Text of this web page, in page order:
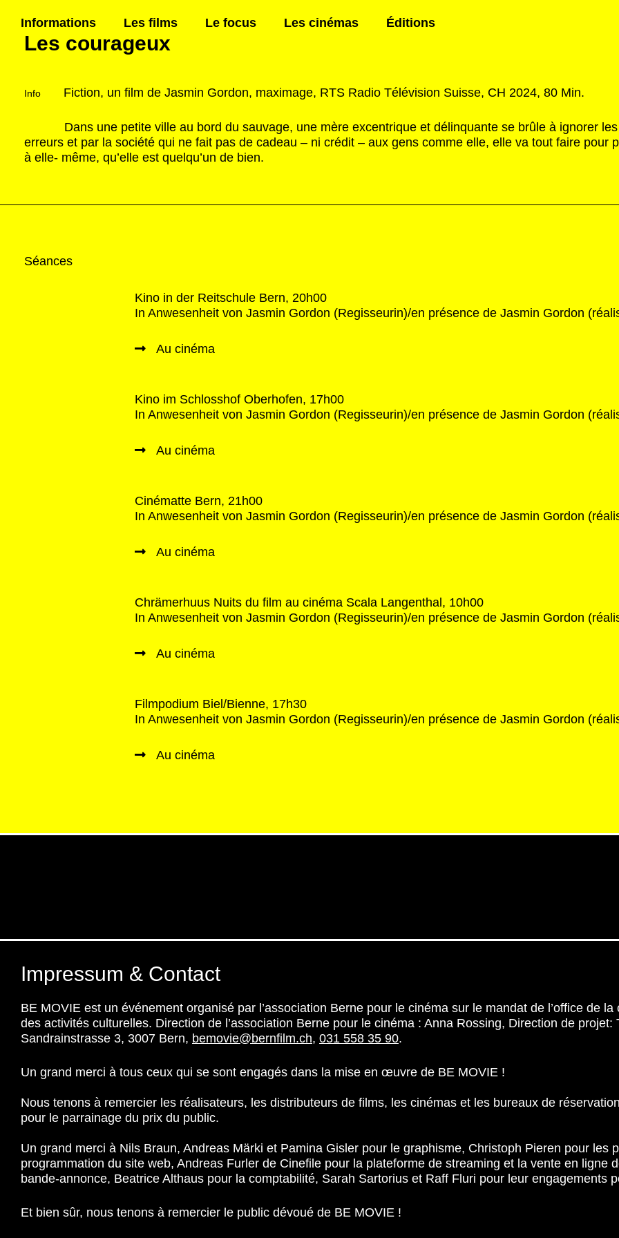
Informations Les films Le focus Les cinémas Éditions
Les courageux
Info Fiction, un film de Jasmin Gordon, maximage, RTS Radio Télévision Suisse, CH 2024, 80 Min.
Dans une petite ville au bord du sauvage, une mère excentrique et délinquante se brûle à ignorer
erreurs et par la société qui ne fait pas de cadeau – ni crédit – aux gens comme elle, elle va tout faire pour
à elle- même, qu’elle est quelqu’un de bien.
Séances
Kino in der Reitschule Bern, 20h00
In Anwesenheit von Jasmin Gordon (Regisseurin)/en présence de Jasmin Gordon
Au cinéma
Kino im Schlosshof Oberhofen, 17h00
In Anwesenheit von Jasmin Gordon (Regisseurin)/en présence de Jasmin Gordon
Au cinéma
Cinématte Bern, 21h00
In Anwesenheit von Jasmin Gordon (Regisseurin)/en présence de Jasmin Gordon
Au cinéma
Chrämerhuus Nuits du film au cinéma Scala Langenthal, 10h00
In Anwesenheit von Jasmin Gordon (Regisseurin)/en présence de Jasmin Gordon
Au cinéma
Filmpodium Biel/Bienne, 17h30
In Anwesenheit von Jasmin Gordon (Regisseurin)/en présence de Jasmin Gordon
Au cinéma
Impressum & Contact
BE MOVIE est un événement organisé par l’association Berne pour le cinéma sur le mandat de l’office de
des activités culturelles. Direction de l’association Berne pour le cinéma : Anna Rossing, Direction de
Sandrainstrasse 3, 3007 Bern, bemovie@bernfilm.ch, 031 558 35 90.
Un grand merci à tous ceux qui se sont engagés dans la mise en œuvre de BE MOVIE !
Nous tenons à remercier les réalisateurs, les distributeurs de films, les cinémas et les bureaux de
pour le parrainage du prix du public.
Un grand merci à Nils Braun, Andreas Märki et Pamina Gisler pour le graphisme, Christoph Pieren pour les
programmation du site web, Andreas Furler de Cinefile pour la plateforme de streaming et la vente en ligne
bande-annonce, Beatrice Althaus pour la comptabilité, Sarah Sartorius et Raff Fluri pour leur engagements
Et bien sûr, nous tenons à remercier le public dévoué de BE MOVIE !